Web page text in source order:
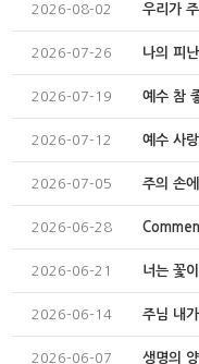
2026-08-02 우리가
2026-07-26 나의 피
2026-07-19 예수 참
2026-07-12 예수 사
2026-07-05 주의 손
2026-06-28
2026-06-21 너는 꽃
2026-06-14 주님 내
2026-06-07 생명의